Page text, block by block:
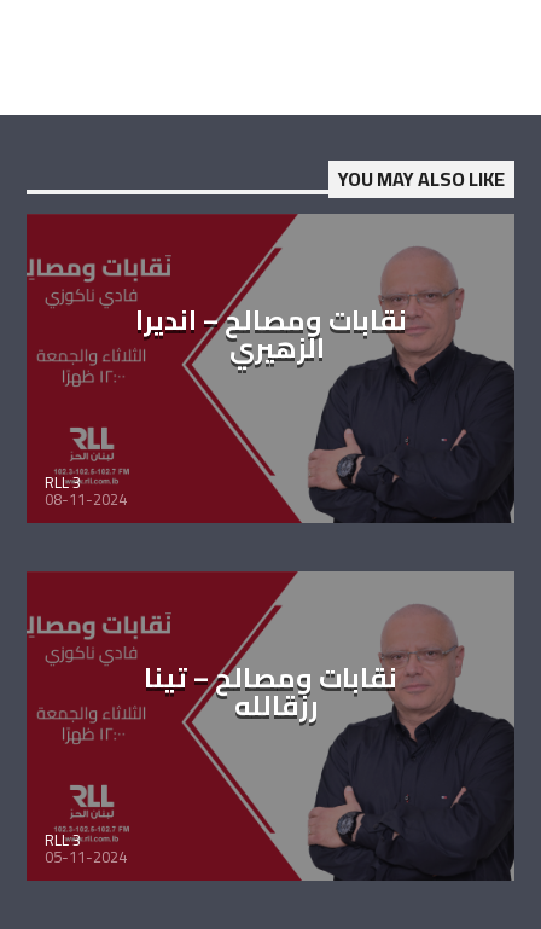
YOU MAY ALSO LIKE
نقابات ومصالح – انديرا
الزهيري
RLL 3
08-11-2024
نقابات ومصالح – تينا
رزقالله
RLL 3
05-11-2024